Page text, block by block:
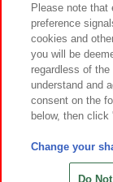
カスタマーハラス
Please note that
preference
cookies and
you will be
regardless of
understand and
consent on the
below, then
Change your
Do